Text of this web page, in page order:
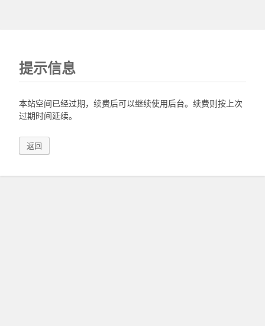
提示信息
本站空间已经过期，续费后可以继续使用后台。续费则按上次
过期时间延续。
返回